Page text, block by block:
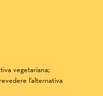
vegetariana;
l’alternativa